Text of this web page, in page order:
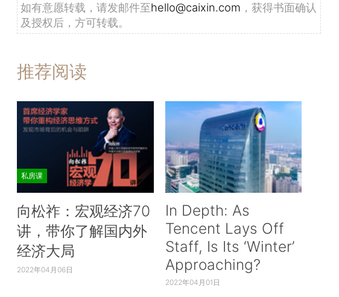
如有意愿转载，请发邮件至hello@caixin.com ，获得书面确认
及授权后，方可转载。
推荐阅读
私房课
向松祚：宏观经济70
讲，带你了解国内外
经济大局
2022年04月06日
In Depth: As
Tencent Lays Off
Staff, Is Its ‘Winter’
Approaching?
2022年04月01日